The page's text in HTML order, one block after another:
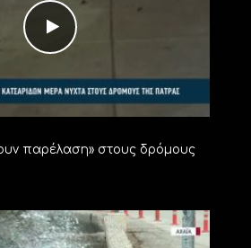
παρέλαση» στους δρόμους